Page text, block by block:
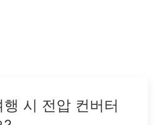
시 전압 컨버터